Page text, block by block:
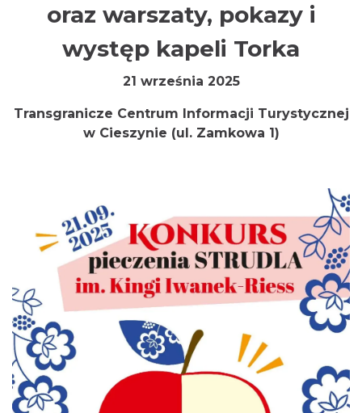
2026-08-22
0.00 km
Cieszyn
2026-09-05
0.00 km
oraz warszaty, pokazy i
występ kapeli Torka
21 września 2025
Transgranicze Centrum Informacji Turystycznej
w Cieszynie (ul. Zamkowa 1)